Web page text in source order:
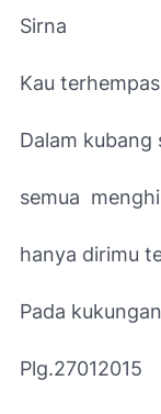
Sirna
Kau
Dalam kubang
semua
hanya dirimu
Pada
Plg.27012015